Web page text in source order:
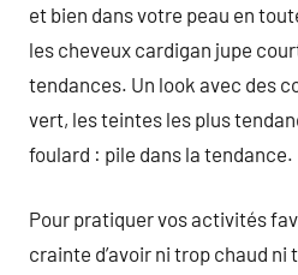
et bien dans votre peau en
les cheveux cardigan jupe
tendances. Un look avec des
vert, les teintes les plus
foulard : pile dans la tendance.
Pour pratiquer vos activités
crainte d’avoir ni trop chaud